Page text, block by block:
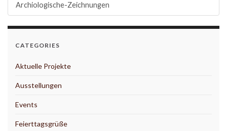
Archiologische-Zeichnungen
CATEGORIES
Aktuelle Projekte
Ausstellungen
Events
Feierttagsgrüße